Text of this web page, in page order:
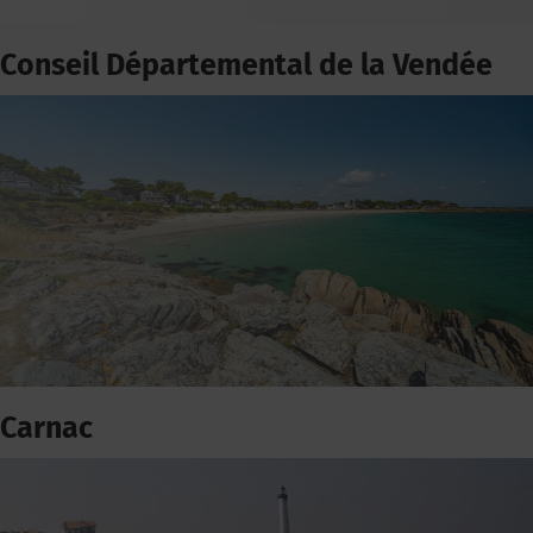
Conseil Départemental de la Vendée
Carnac